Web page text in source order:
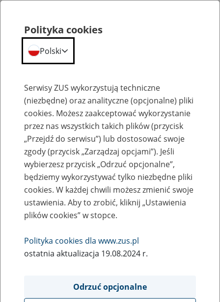
Szkolenia
Zaproś ZUS do siebie - zakładanie profili
eZUS w siedzibie Twojej firmy
Rodzaj wydarzenia
Szkolenia
Obszar merytoryczny
obsługa klientów
Polityka cookies
Polski
Serwisy ZUS wykorzystują techniczne
(niezbędne) oraz analityczne (opcjonalne) pliki
cookies. Możesz zaakceptować wykorzystanie
przez nas wszystkich takich plików (przycisk
„Przejdź do serwisu”) lub dostosować swoje
zgody (przycisk „Zarządzaj opcjami”). Jeśli
wybierzesz przycisk „Odrzuć opcjonalne”,
będziemy wykorzystywać tylko niezbędne pliki
cookies. W każdej chwili możesz zmienić swoje
ustawienia. Aby to zrobić, kliknij „Ustawienia
plików cookies” w stopce.
Polityka cookies dla www.zus.pl
ostatnia aktualizacja 19.08.2024 r.
Odrzuć opcjonalne